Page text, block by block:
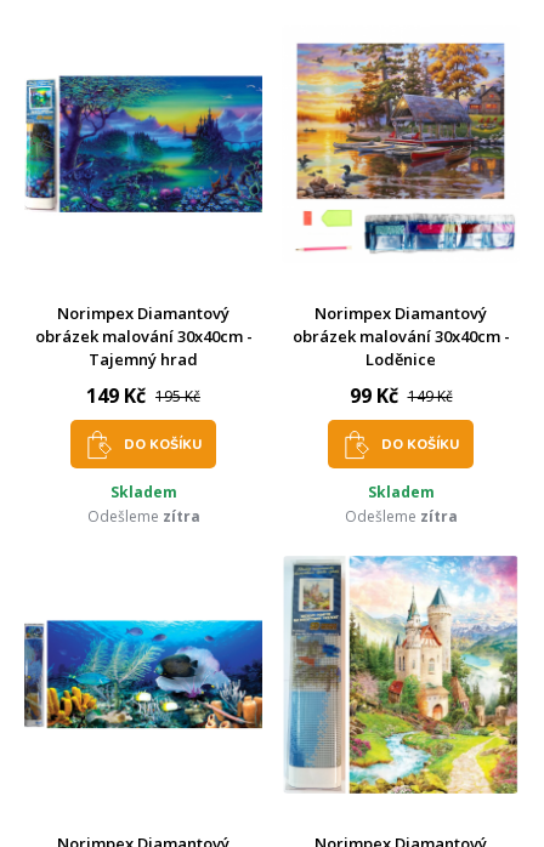
Norimpex Diamantový
obrázek malování 30x40cm -
Tajemný hrad
149 Kč 195 Kč
DO KOŠÍKU
Skladem
Odešleme zítra
Norimpex Diamantový
obrázek malování 30x40cm -
Loděnice
99 Kč 149 Kč
DO KOŠÍKU
Skladem
Odešleme zítra